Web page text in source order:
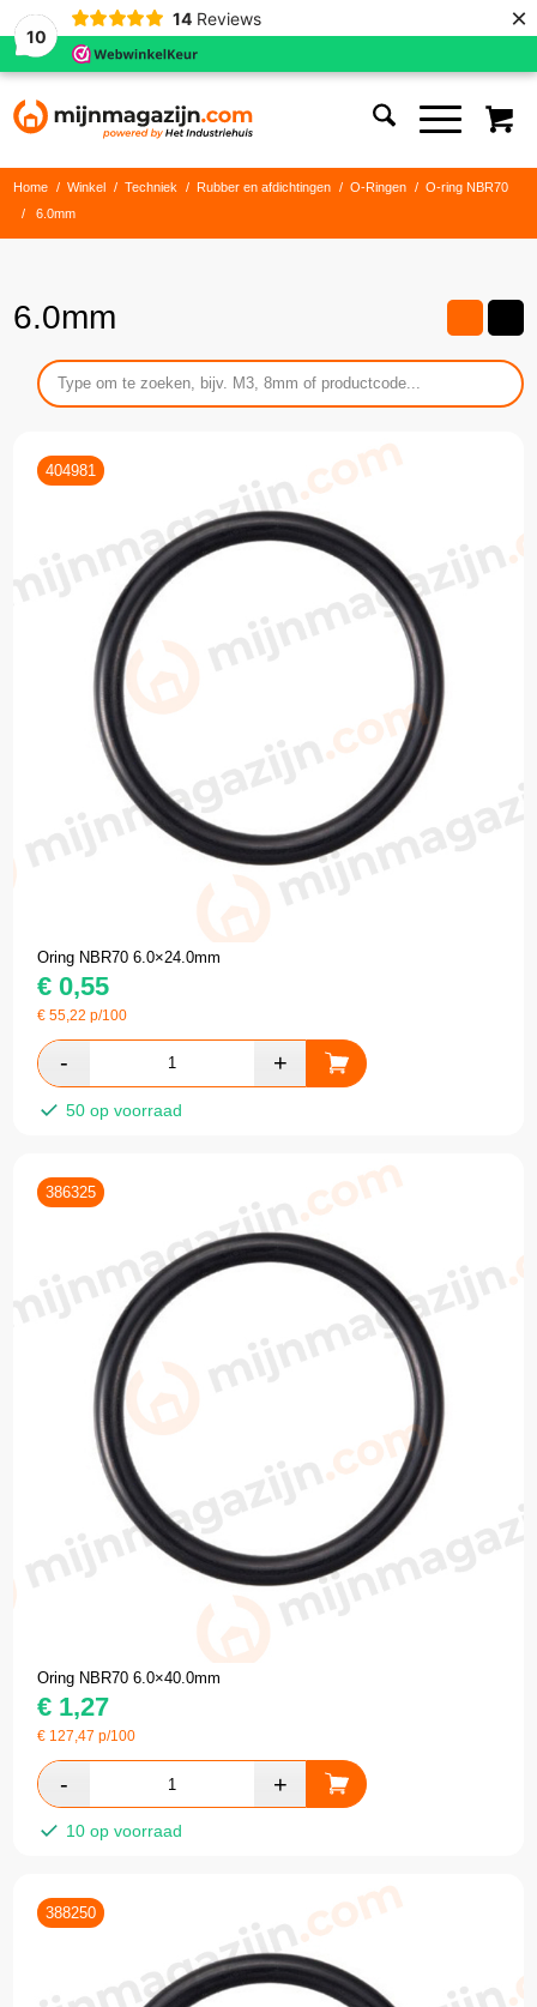
10
14 Reviews ×
Home / Winkel / Techniek / Rubber en afdichtingen / O-Ringen / O-ring NBR70
/
6.0mm
6.0mm
404981
Oring NBR70 6.0×24.0mm
€ 0,55
€55,22 p/100
50 op voorraad
386325
Oring NBR70 6.0×40.0mm
€ 1,27
€ 127,47 p/100
10 op voorraad
388250